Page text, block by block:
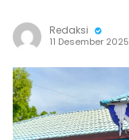
Redaksi
11 Desember 2025